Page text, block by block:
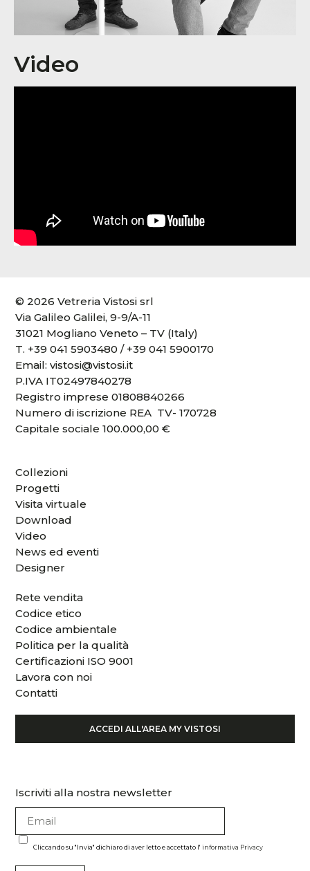
Video
© 2026 Vetreria Vistosi srl
Via Galileo Galilei, 9-9/A-11
31021 Mogliano Veneto – TV (Italy)
T. +39 041 5903480 / +39 041 5900170
Email:vistosi@vistosi.it
P.IVA IT02497840278
Registro imprese 01808840266
Numero di iscrizione REA TV- 170728
Capitale sociale 100.000,00 €
Collezioni
Progetti
Visita virtuale
Download
Video
News ed eventi
Designer
Rete vendita
Codice etico
Codice ambientale
Politica per la qualità
Certificazioni ISO 9001
Lavora con noi
Contatti
ACCEDI ALL'AREA MY VISTOSI
Iscriviti alla nostra newsletter
Cliccando su "Invia" dichiaro di aver letto e accettato l'informativa Privacy